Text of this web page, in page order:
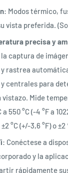
: Modos térmico,
vista preferida.
precisa y
captura de
rastrea
y centrales para
Mide
550 °C (-4 °F a
°C (+/-3,6 °F) o
: Conéctese a
y la
rápidamente